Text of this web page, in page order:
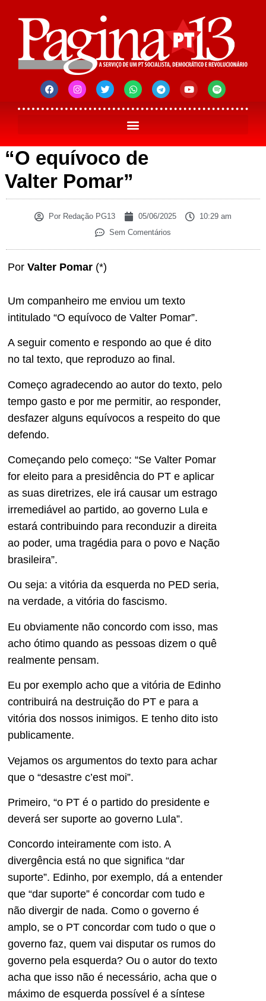
“O equívoco de
Valter Pomar”
Por Redação PG13 05/06/2025
10:29 am
Sem Comentários
Por Valter Pomar (*)
Um companheiro me enviou um texto
intitulado “O equívoco de Valter Pomar”.
A seguir comento e respondo ao que é dito
no tal texto, que reproduzo ao final.
Começo agradecendo ao autor do texto, pelo
tempo gasto e por me permitir, ao responder,
desfazer alguns equívocos a respeito do que
defendo.
Começando pelo começo: “Se Valter Pomar
for eleito para a presidência do PT e aplicar
as suas diretrizes, ele irá causar um estrago
irremediável ao partido, ao governo Lula e
estará contribuindo para reconduzir a direita
ao poder, uma tragédia para o povo e Nação
brasileira”.
Ou seja: a vitória da esquerda no PED seria,
na verdade, a vitória do fascismo.
Eu obviamente não concordo com isso, mas
acho ótimo quando as pessoas dizem o quê
realmente pensam.
Eu por exemplo acho que a vitória de Edinho
contribuirá na destruição do PT e para a
vitória dos nossos inimigos. E tenho dito isto
publicamente.
Vejamos os argumentos do texto para achar
que o “desastre c’est moi”.
Primeiro, “o PT é o partido do presidente e
deverá ser suporte ao governo Lula”.
Concordo inteiramente com isto. A
divergência está no que significa “dar
suporte”. Edinho, por exemplo, dá a entender
que “dar suporte” é concordar com tudo e
não divergir de nada. Como o governo é
amplo, se o PT concordar com tudo o que o
governo faz, quem vai disputar os rumos do
governo pela esquerda? Ou o autor do texto
acha que isso não é necessário, acha que o
máximo de esquerda possível é a síntese